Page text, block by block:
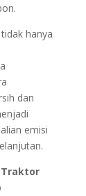
hanya
dan
emisi